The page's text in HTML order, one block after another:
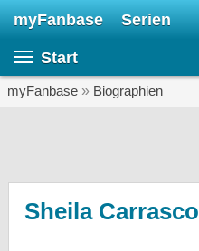
myFanbase Serien
Start
myFanbase » Biographien
Sheila Carrasco